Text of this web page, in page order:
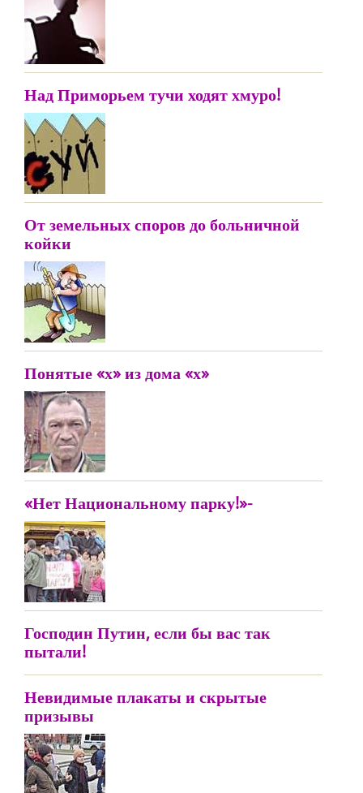
Над Приморьем тучи ходят хмуро!
От земельных споров до больничной
койки
Понятые «х» из дома «х»
«Нет Национальному парку!»-
Господин Путин, если бы вас так
пытали!
Невидимые плакаты и скрытые
призывы